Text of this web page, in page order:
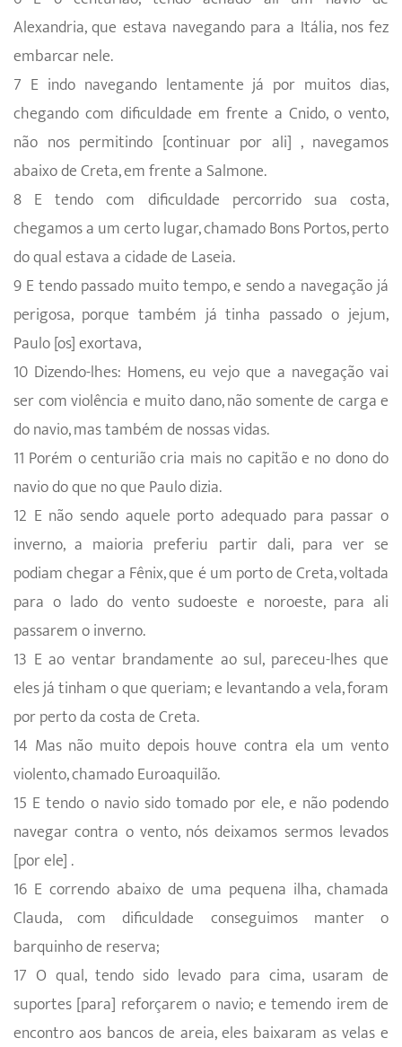
Alexandria, que estava navegando para a Itália, nos fez
embarcar nele.
7 E indo navegando lentamente já por muitos dias,
chegando com dificuldade em frente a Cnido, o vento,
não nos permitindo [continuar por ali] , navegamos
abaixo de Creta, em frente a Salmone.
8 E tendo com dificuldade percorrido sua costa,
chegamos a um certo lugar, chamado Bons Portos, perto
do qual estava a cidade de Laseia.
9 E tendo passado muito tempo, e sendo a navegação já
perigosa, porque também já tinha passado o jejum,
Paulo [os] exortava,
10 Dizendo-lhes: Homens, eu vejo que a navegação vai
ser com violência e muito dano, não somente de carga e
do navio, mas também de nossas vidas.
11 Porém o centurião cria mais no capitão e no dono do
navio do que no que Paulo dizia.
12 E não sendo aquele porto adequado para passar o
inverno, a maioria preferiu partir dali, para ver se
podiam chegar a Fênix, que é um porto de Creta, voltada
para o lado do vento sudoeste e noroeste, para ali
passarem o inverno.
13 E ao ventar brandamente ao sul, pareceu-lhes que
eles já tinham o que queriam; e levantando a vela, foram
por perto da costa de Creta.
14 Mas não muito depois houve contra ela um vento
violento, chamado Euroaquilão.
15 E tendo o navio sido tomado por ele, e não podendo
navegar contra o vento, nós deixamos sermos levados
[por ele] .
16 E correndo abaixo de uma pequena ilha, chamada
Clauda, com dificuldade conseguimos manter o
barquinho de reserva;
17 O qual, tendo sido levado para cima, usaram de
suportes [para] reforçarem o navio; e temendo irem de
encontro aos bancos de areia, eles baixaram as velas e